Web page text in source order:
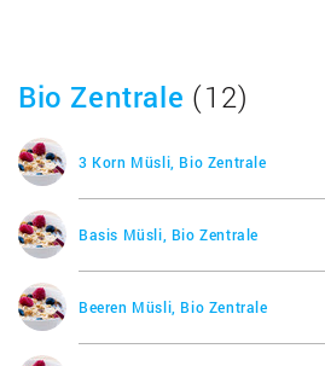
Bio Zentrale (12)
3 Korn Müsli, Bio Zentrale
Basis Müsli, Bio Zentrale
Beeren Müsli, Bio Zentrale